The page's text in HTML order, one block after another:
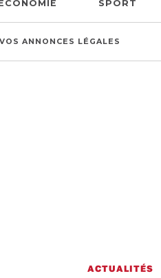
SPORT
ANNONCES LÉGALES
ACTUALITÉS